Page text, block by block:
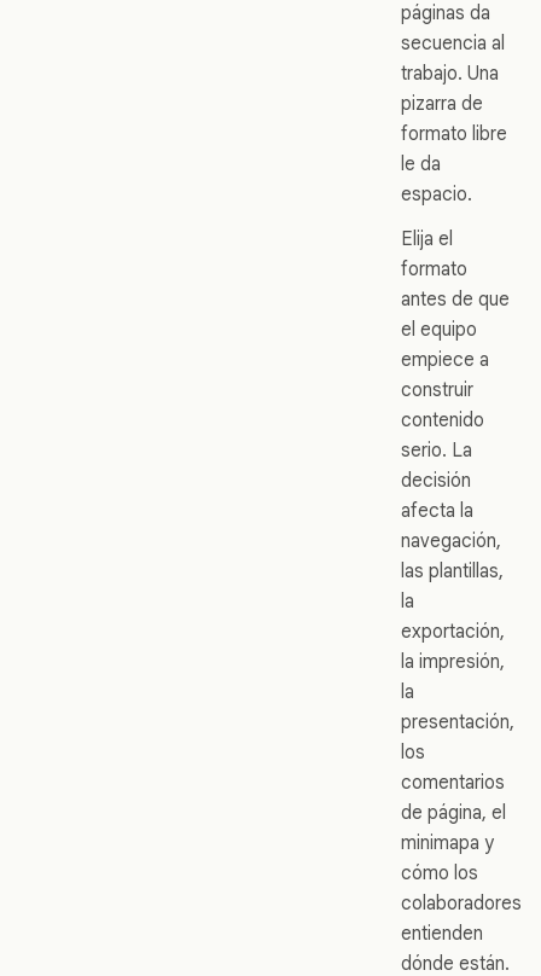
páginas da
secuencia al
trabajo. Una
pizarra de
formato libre
le da
espacio.
Elija el
formato
antes de que
el equipo
empiece a
construir
contenido
serio. La
decisión
afecta la
navegación,
las plantillas,
la
exportación,
la impresión,
la
presentación,
los
comentarios
de página, el
minimapa y
cómo los
colaboradores
entienden
dónde están.